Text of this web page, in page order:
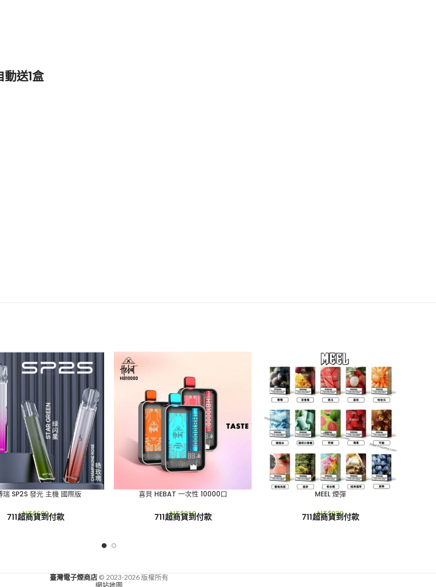
送1盒
瑞 SP2S 發光 主機 國際版
NT$500
711超商貨到付款
喜貝 HEBAT 一次性 10000口
NT$310
711超商貨到付款
MEEL 煙彈
NT$230
711超商貨到付款
臺灣電子煙商店 © 2023-2026 版權所有
網站地圖